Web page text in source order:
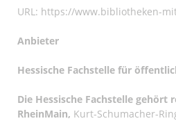
URL: https://www.bibliotheken-
Anbieter
Hessische Fachstelle für
Die Hessische Fachstelle gehört
RheinMain, Kurt-Schumacher-